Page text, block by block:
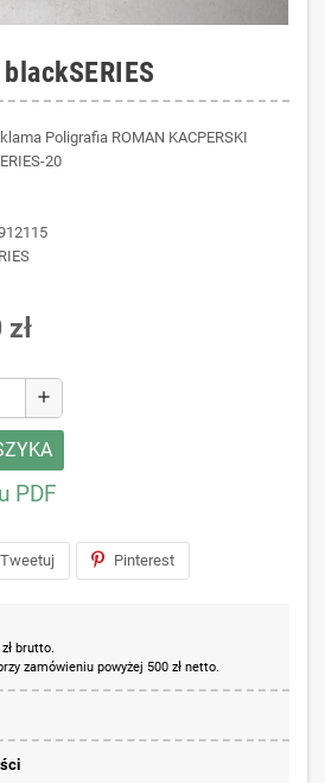
Poligrafia ROMAN KACPERSKI
20
add
PDF
Tweetuj Pinterest
brutto.
zamówieniu powyżej 500 zł netto.